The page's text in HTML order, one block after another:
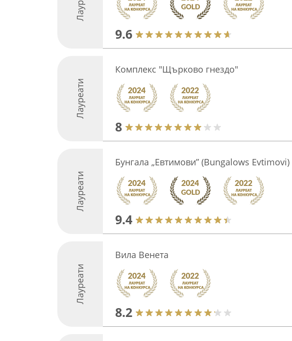
9.6
Лауреати
Комплекс "Щърково гнездо"
8
Лауреати
Бунгала „Евтимови” (Bungalows Evtimovi)
9.4
Лауреати
Вила Венета
8.2